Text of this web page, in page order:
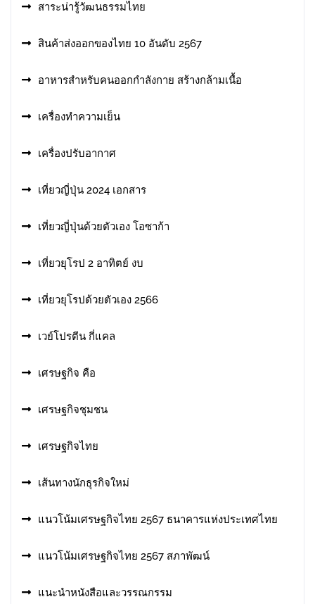
สาระน่ารู้วัฒนธรรมไทย
สินค้าส่งออกของไทย 10 อันดับ 2567
อาหารสําหรับคนออกกําลังกาย สร้างกล้ามเนื้อ
เครื่องทำความเย็น
เครื่องปรับอากาศ
เที่ยวญี่ปุ่น 2024 เอกสาร
เที่ยวญี่ปุ่นด้วยตัวเอง โอซาก้า
เที่ยวยุโรป 2 อาทิตย์ งบ
เที่ยวยุโรปด้วยตัวเอง 2566
เวย์โปรตีน กี่แคล
เศรษฐกิจ คือ
เศรษฐกิจชุมชน
เศรษฐกิจไทย
เส้นทางนักธุรกิจใหม่
แนวโน้มเศรษฐกิจไทย 2567 ธนาคารแห่งประเทศไทย
แนวโน้มเศรษฐกิจไทย 2567 สภาพัฒน์
แนะนำหนังสือและวรรณกรรม